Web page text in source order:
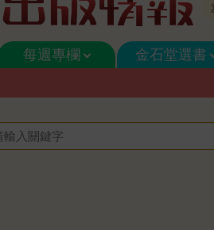
每週專欄 金石堂選書